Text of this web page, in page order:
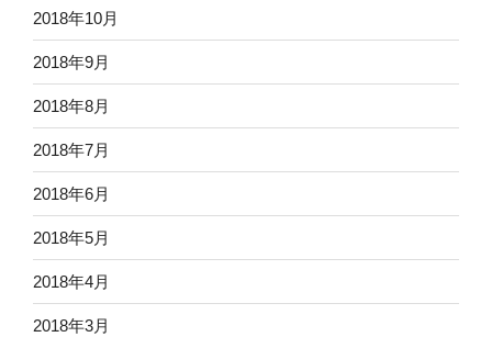
2018年10月
2018年9月
2018年8月
2018年7月
2018年6月
2018年5月
2018年4月
2018年3月